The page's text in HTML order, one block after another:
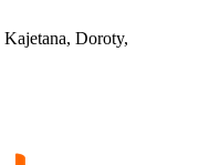
Kajetana, Doroty,